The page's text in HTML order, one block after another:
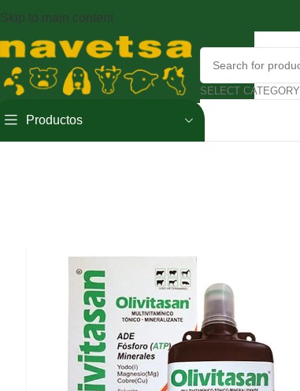
Skip to main content
SELECT CATEGORY
Productos